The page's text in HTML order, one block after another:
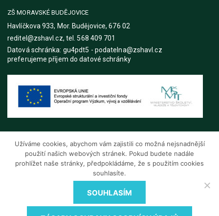
ZŠ MORAVSKÉ BUDĚJOVICE
Havlíčkova 933, Mor. Budějovice, 676 02
reditel@zshavl.cz, tel. 568 409 701
Datová schránka: gu4pdt5 - podatelna@zshavl.cz
preferujeme příjem do datové schránky
Užíváme cookies, abychom vám zajistili co možná nejsnadnější
použití našich webových stránek. Pokud budete nadále
prohlížet naše stránky, předpokládáme, že s použitím cookies
souhlasíte.
SOUHLASÍM